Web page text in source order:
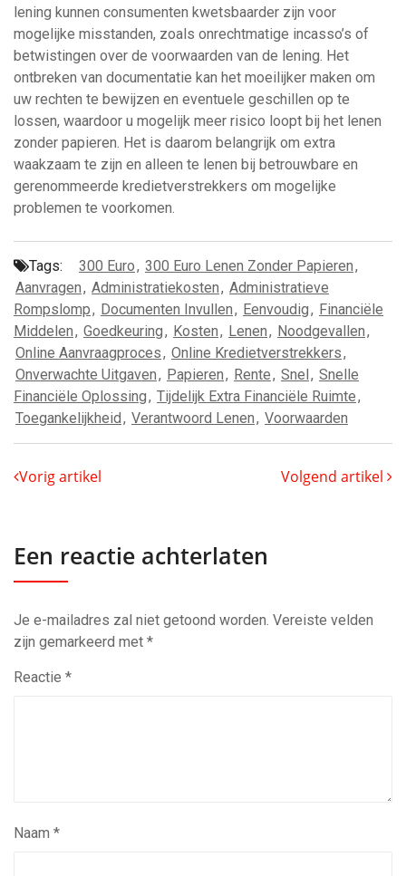
lening kunnen consumenten kwetsbaarder zijn voor
mogelijke misstanden, zoals onrechtmatige incasso’s of
betwistingen over de voorwaarden van de lening. Het
ontbreken van documentatie kan het moeilijker maken om
uw rechten te bewijzen en eventuele geschillen op te
lossen, waardoor u mogelijk meer risico loopt bij het lenen
zonder papieren. Het is daarom belangrijk om extra
waakzaam te zijn en alleen te lenen bij betrouwbare en
gerenommeerde kredietverstrekkers om mogelijke
problemen te voorkomen.
Tags: 300 Euro, 300 Euro Lenen Zonder Papieren,
Aanvragen, Administratiekosten, Administratieve
Rompslomp, Documenten Invullen, Eenvoudig, Financiële
Middelen, Goedkeuring, Kosten, Lenen, Noodgevallen,
Online Aanvraagproces, Online Kredietverstrekkers,
Onverwachte Uitgaven, Papieren, Rente, Snel, Snelle
Financiële Oplossing, Tijdelijk Extra Financiële Ruimte,
Toegankelijkheid, Verantwoord Lenen, Voorwaarden
Vorig artikel Volgend artikel
Een reactie achterlaten
Je e-mailadres zal niet getoond worden. Vereiste velden
zijn gemarkeerd met *
Reactie *
Naam *